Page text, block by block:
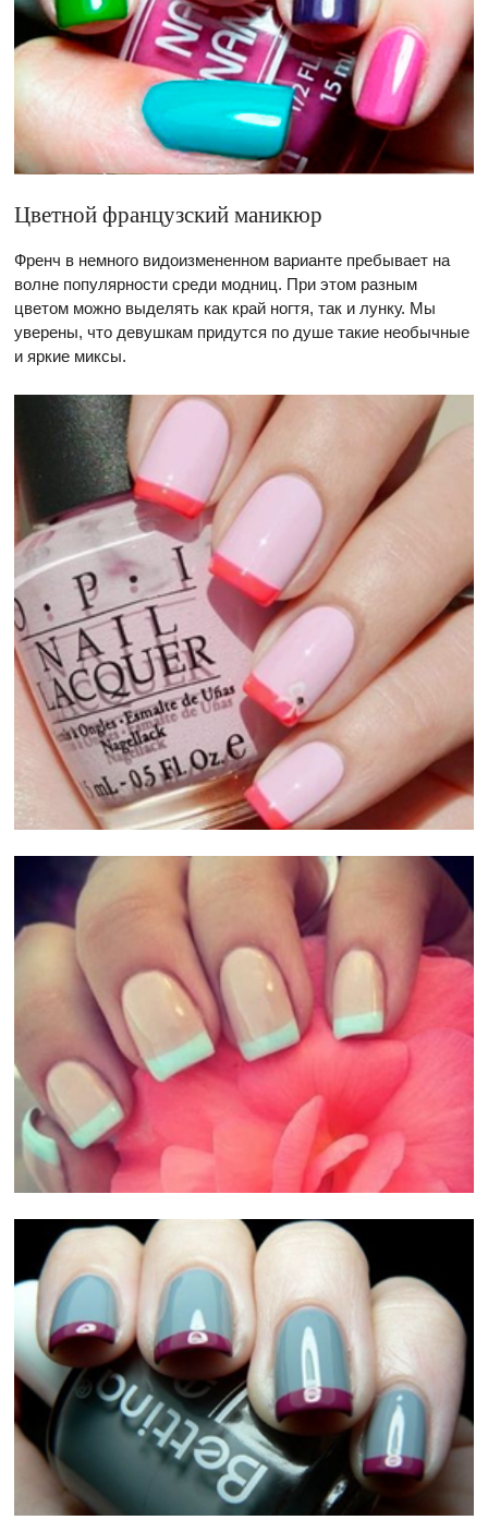
Цветной французский маникюр
Френч в немного видоизмененном варианте пребывает на
волне популярности среди модниц. При этом разным
цветом можно выделять как край ногтя, так и лунку. Мы
уверены, что девушкам придутся по душе такие необычные
и яркие миксы.